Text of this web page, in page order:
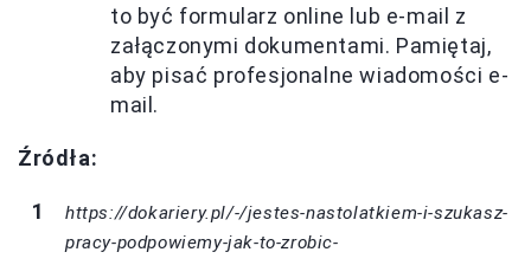
to być formularz online lub e-mail z
załączonymi dokumentami. Pamiętaj,
aby pisać profesjonalne wiadomości e-
mail.
Źródła:
https://dokariery.pl/-/jestes-nastolatkiem-i-szukasz-
pracy-podpowiemy-jak-to-zrobic-